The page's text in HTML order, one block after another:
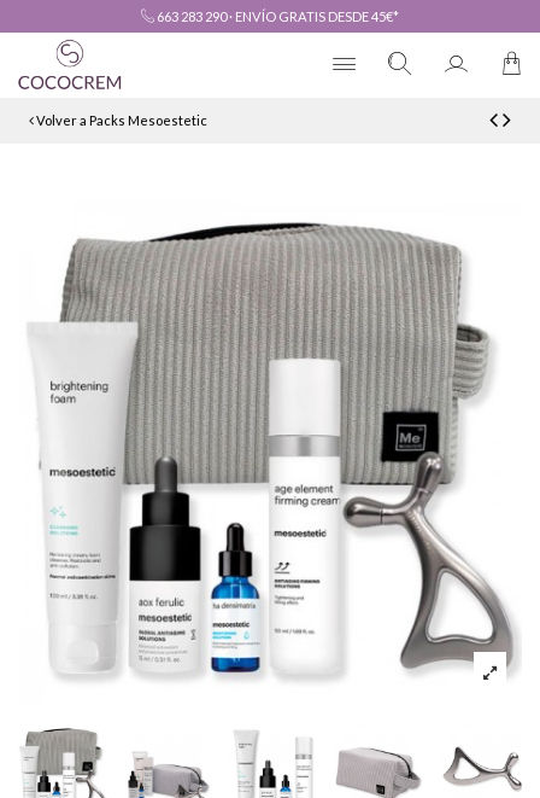
663 283 290· ENVÍO GRATIS DESDE 45€*
Volver a Packs Mesoestetic